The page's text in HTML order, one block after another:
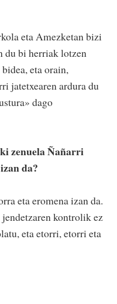
eta Amezketan bizi
du bi herriak lotzen
eta orain,
jatetxearen ardura du
dago
zenuela Ñañarri
da?
eta eromena izan da.
kontrolik ez
eta etorri, etorri eta